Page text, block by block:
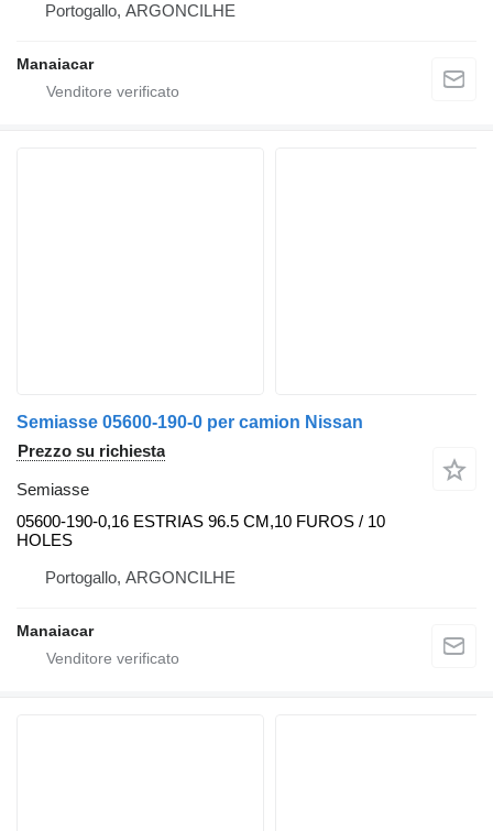
Portogallo, ARGONCILHE
Manaiacar
Semiasse 05600-190-0 per camion Nissan
Prezzo su richiesta
Semiasse
05600-190-0,16 ESTRIAS 96.5 CM,10 FUROS / 10
HOLES
Portogallo, ARGONCILHE
Manaiacar